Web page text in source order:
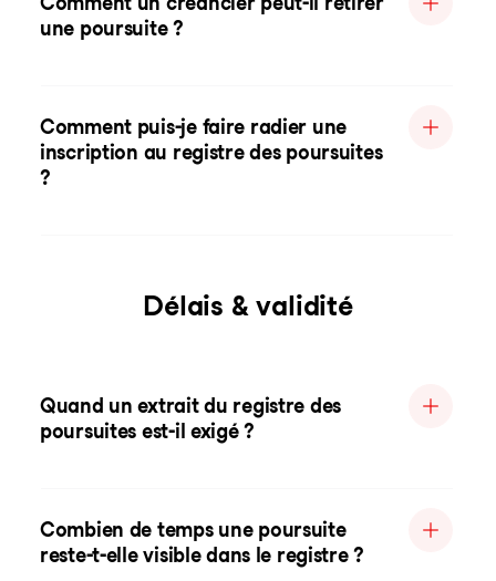
une poursuite ?
Comment puis-je faire radier une
inscription au registre des poursuites
?
Délais & validité
Quand un extrait du registre des
poursuites est-il exigé ?
Combien de temps une poursuite
reste-t-elle visible dans le registre ?